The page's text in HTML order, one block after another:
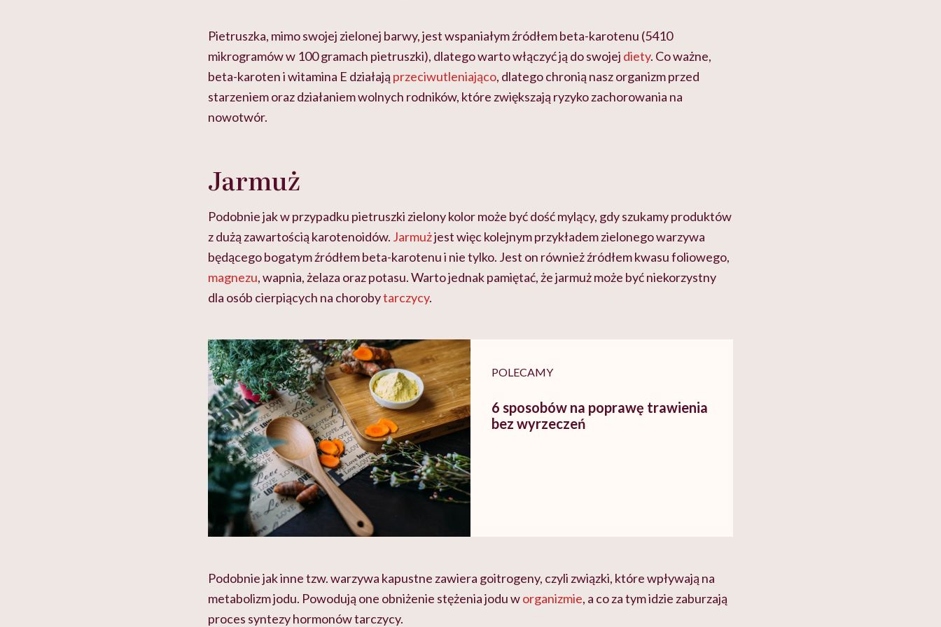
Pietruszka, mimo swojej zielonej barwy, jest wspaniałym źródłem beta-karotenu (5410
mikrogramów w 100 gramach pietruszki), dlatego warto włączyć ją do swojej diety. Co ważne,
beta-karoten i witamina E działają przeciwutleniająco, dlatego chronią nasz organizm przed
starzeniem oraz działaniem wolnych rodników, które zwiększają ryzyko zachorowania na
nowotwór.
Jarmuż
Podobnie jak w przypadku pietruszki zielony kolor może być dość mylący, gdy szukamy produktów
z dużą zawartością karotenoidów. Jarmużjest więc kolejnym przykładem zielonego warzywa
będącego bogatym źródłem beta-karotenu i nie tylko. Jest on również źródłem kwasu foliowego,
magnezu, wapnia, żelaza oraz potasu. Warto jednak pamiętać, że jarmuż może być niekorzystny
dla osób cierpiących na chorobytarczycy.
POLECAMY
6 sposobów na poprawę trawienia
bez wyrzeczeń
Podobnie jak inne tzw. warzywa kapustne zawiera goitrogeny, czyli związki, które wpływają na
metabolizm jodu. Powodują one obniżenie stężenia jodu worganizmie, a co za tym idzie zaburzają
proces syntezy hormonów tarczycy.